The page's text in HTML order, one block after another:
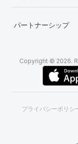
パートナーシップ
Copyright © 2026.
プライバシーポリシ